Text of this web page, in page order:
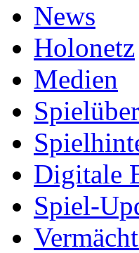
News
Holonetz
Medien
Digitale
Spiel-